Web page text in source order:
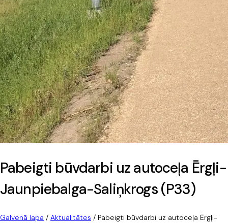
Pabeigti būvdarbi uz autoceļa Ērgļi-
Jaunpiebalga-Saliņkrogs (P33)
Galvenā lapa / Aktualitātes / Pabeigti būvdarbi uz autoceļa Ērgļi-